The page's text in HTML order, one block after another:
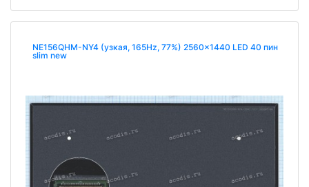
NE156QHM-NY4 (узкая, 165Hz, 77%) 2560x1440 LED 40 пин
slim new